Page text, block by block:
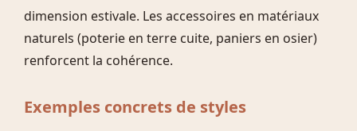
dimension estivale. Les accessoires en matériaux
naturels (poterie en terre cuite, paniers en osier)
renforcent la cohérence.
Exemples concrets de styles